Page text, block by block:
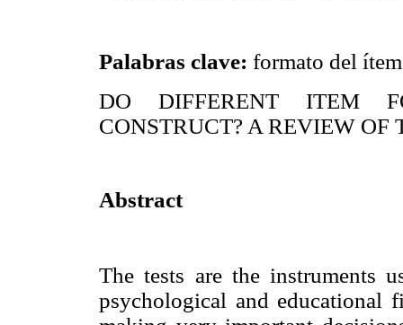
Palabras clave: formato del
DO DIFFERENT ITEM
CONSTRUCT? A REVIEW OF
Abstract
The tests are the instruments
psychological and educational